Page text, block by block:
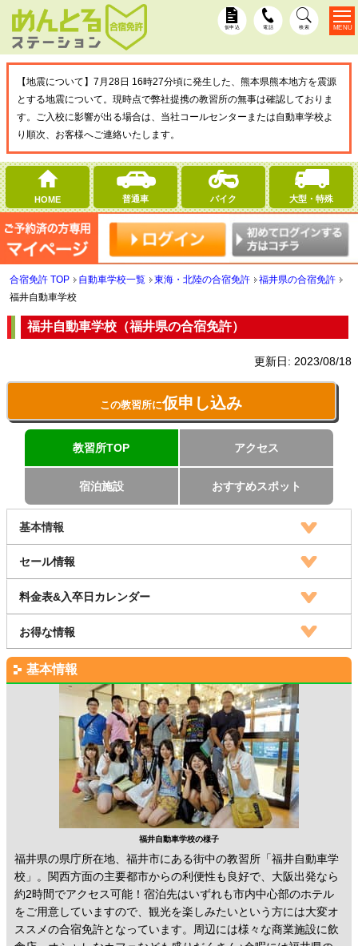
仮申込 電話 検索
【地震について】7月28日 16時27分頃に発生した、熊本県熊本地方を震源
とする地震について。現時点で弊社提携の教習所の無事は確認しておりま
す。ご入校に影響が出る場合は、当社コールセンターまたは自動車学校よ
り順次、お客様へご連絡いたします。
HOME 普通車 バイク 大型・特殊
MENU
合宿免許 TOP 自動車学校一覧 東海・北陸の合宿免許
福井県の合宿免許
福井自動車学校
福井自動車学校（福井県の合宿免許）
更新日: 2023/08/18
この教習所に仮申し込み
教習所TOP アクセス
宿泊施設 おすすめスポット
基本情報
セール情報
料金表&入卒日カレンダー
お得な情報
基本情報
福井自動車学校の様子
福井県の県庁所在地、福井市にある街中の教習所「福井自動車学
校」。関西方面の主要都市からの利便性も良好で、大阪出発なら
約2時間でアクセス可能！宿泊先はいずれも市内中心部のホテル
をご用意していますので、観光を楽しみたいという方には大変オ
ススメの合宿免許となっています。周辺には様々な商業施設に飲